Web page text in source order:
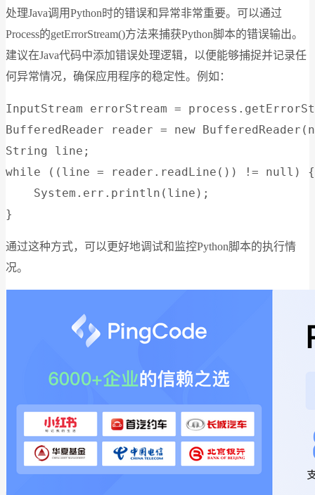
处理Java调用Python时的错误和异常非常重要。可以通过
Process的getErrorStream()方法来捕获Python脚本的错误输出。
建议在Java代码中添加错误处理逻辑，以便能够捕捉并记录任
何异常情况，确保应用程序的稳定性。例如：
InputStream errorStream =
BufferedReader reader = new
String line;
while ((line = reader.readLine()) != null) {
    System.err.println(line);
通过这种方式，可以更好地调试和监控Python脚本的执行情
况。